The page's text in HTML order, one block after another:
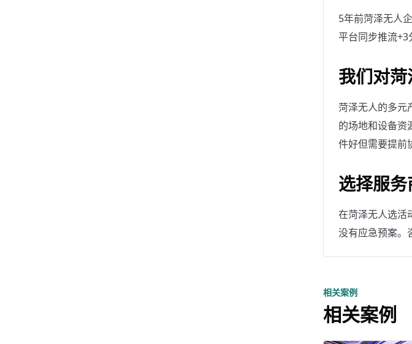
5年前菏泽无人
平台同步推流+3
我们对
菏泽无人的多
的场地和设备资
件好但需要提前
选择服
在菏泽无人选活
没有应急预案。
相关案例
相关案例